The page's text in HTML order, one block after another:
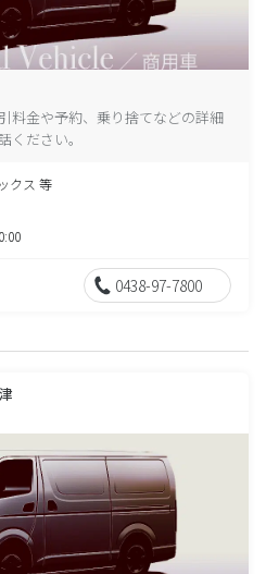
料金や予約、乗り捨てなどの詳細
ください。
クス 等
0438-97-7800